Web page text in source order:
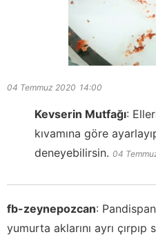
04 Temmuz 2020 14:00
Kevserin Mutfağı:
kıvamına göre
deneyebilirsin. 04
fb-zeynepozcan:
yumurta aklarını ayrı çırpıp